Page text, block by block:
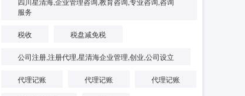
服务
税收 税盘减免税
公司注册,注册代理,星清海企业管理,创业,公司设立
代理记账 代理记账 代理记账